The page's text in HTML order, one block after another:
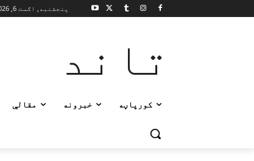
پنجشنبه, اګست 6, 2026
تاند
کورپاڼه خبرونه مقالې